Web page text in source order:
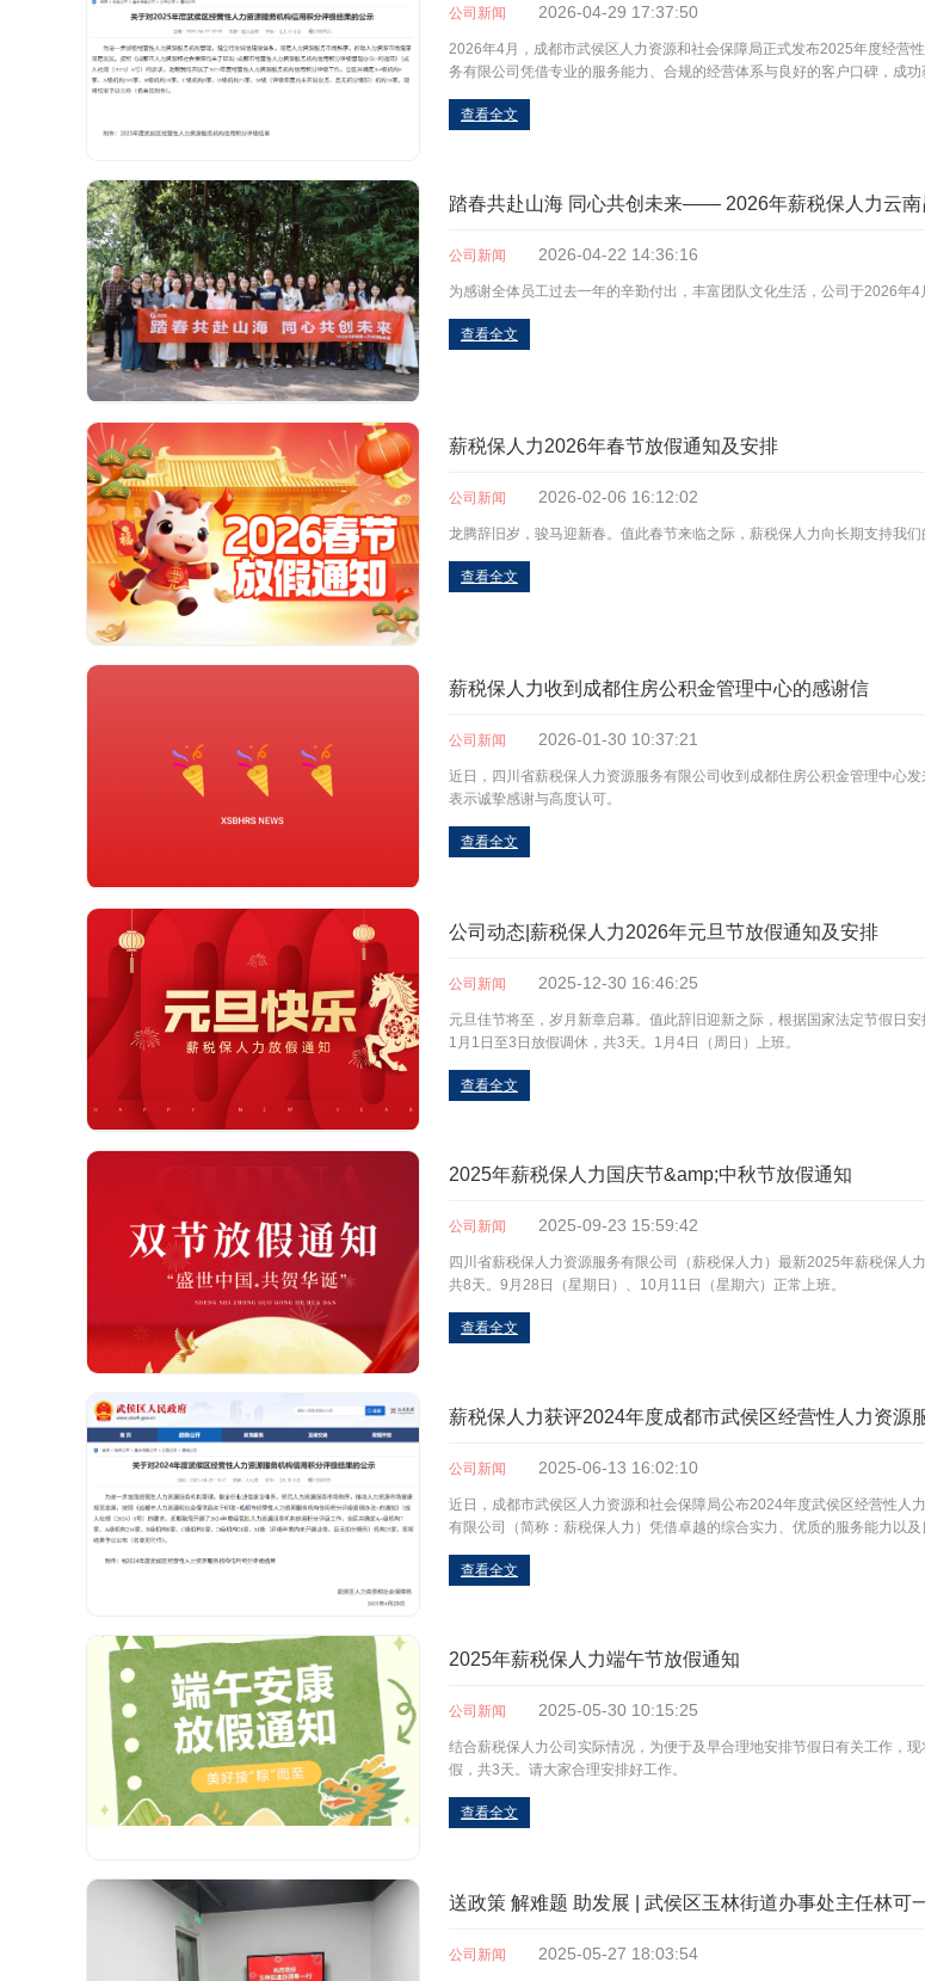
公司新闻 2026-04-29 17:37:50
2026年4月，成都市武侯区人力资源和社会保障局正式发布2025年度经营
务有限公司凭借专业的服务能力、合规的经营体系与良好的客户口碑，成功
查看全文
踏春共赴山海 同心共创未来—— 2026年薪税保人力云南
公司新闻 2026-04-22 14:36:16
为感谢全体员工过去一年的辛勤付出，丰富团队文化生活，公司于2026年
查看全文
薪税保人力2026年春节放假通知及安排
公司新闻 2026-02-06 16:12:02
龙腾辞旧岁，骏马迎新春。值此春节来临之际，薪税保人力向长期支持我
查看全文
薪税保人力收到成都住房公积金管理中心的感谢信
公司新闻 2026-01-30 10:37:21
近日，四川省薪税保人力资源服务有限公司收到成都住房公积金管理中心
表示诚挚感谢与高度认可。
查看全文
公司动态|薪税保人力2026年元旦节放假通知及安排
公司新闻 2025-12-30 16:46:25
元旦佳节将至，岁月新章启幕。值此辞旧迎新之际，根据国家法定节假日
1月1日至3日放假调休，共3天。1月4日（周日）上班。
查看全文
2025年薪税保人力国庆节&amp;中秋节放假通知
公司新闻 2025-09-23 15:59:42
四川省薪税保人力资源服务有限公司（薪税保人力）最新2025年薪税保人
共8天。9月28日（星期日）、10月11日（星期六）正常上班。
查看全文
薪税保人力获评2024年度成都市武侯区经营性人力资源
公司新闻 2025-06-13 16:02:10
近日，成都市武侯区人力资源和社会保障局公布2024年度武侯区经营性人
有限公司（简称：薪税保人力）凭借卓越的综合实力、优质的服务能力以
查看全文
2025年薪税保人力端午节放假通知
公司新闻 2025-05-30 10:15:25
结合薪税保人力公司实际情况，为便于及早合理地安排节假日有关工作，
假，共3天。请大家合理安排好工作。
查看全文
送政策 解难题 助发展 | 武侯区玉林街道办事处主任林可
公司新闻 2025-05-27 18:03:54